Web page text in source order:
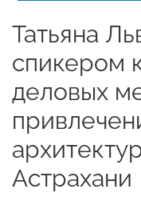
Татьяна
спикером
деловых
Астрахани